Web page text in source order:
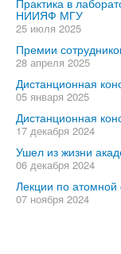
Практика в
НИИЯФ МГУ
25 июля 2025
Премии
28 апреля 2025
Дистанционная
05 января 2025
Дистанционная
17 декабря 2024
Ушел из жизни
06 декабря 2024
Лекции по атомной
07 ноября 2024